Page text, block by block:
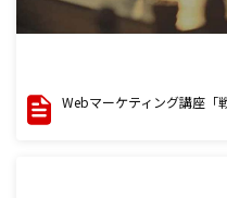
Webマーケティング講座「